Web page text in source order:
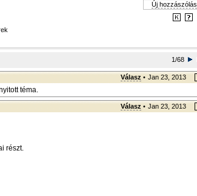
Új hozzászólás
1/68
Válasz • Jan 23, 2013
téma.
Válasz • Jan 23, 2013
részt.